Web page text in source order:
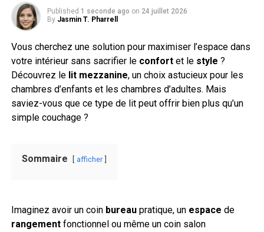
Published 1 seconde ago on 24 juillet 2026
By Jasmin T. Pharrell
Vous cherchez une solution pour maximiser l’espace dans
votre intérieur sans sacrifier le confortet le style ?
Découvrez le lit mezzanine, un choix astucieux pour les
chambres d’enfants et les chambres d’adultes. Mais
saviez-vous que ce type de lit peut offrir bien plus qu’un
simple couchage ?
Sommaire afficher
Imaginez avoir un coin bureaupratique, un espace de
rangementfonctionnel ou même un coin salon